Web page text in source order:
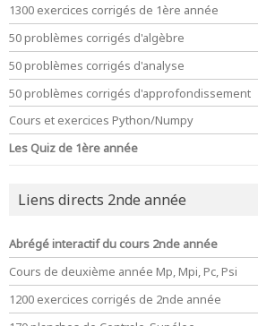
1300 exercices corrigés de 1ère année
50 problèmes corrigés d'algèbre
50 problèmes corrigés d'analyse
50 problèmes corrigés d'approfondissement
Cours et exercices Python/Numpy
Les Quiz de 1ère année
Liens directs 2nde année
Abrégé interactif du cours 2nde année
Cours de deuxième année Mp, Mpi, Pc, Psi
1200 exercices corrigés de 2nde année